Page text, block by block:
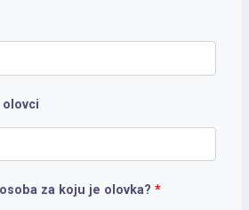
olovci
za koju je olovka? *